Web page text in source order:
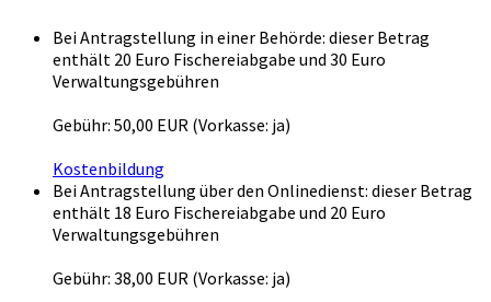
Bei Antragstellung in einer Behörde: dieser Betrag
enthält 20 Euro Fischereiabgabe und 30 Euro
Verwaltungsgebühren
Gebühr: 50,00 EUR (Vorkasse: ja)
Kostenbildung
Bei Antragstellung über den Onlinedienst: dieser Betrag
enthält 18 Euro Fischereiabgabe und 20 Euro
Verwaltungsgebühren
Gebühr: 38,00 EUR (Vorkasse: ja)